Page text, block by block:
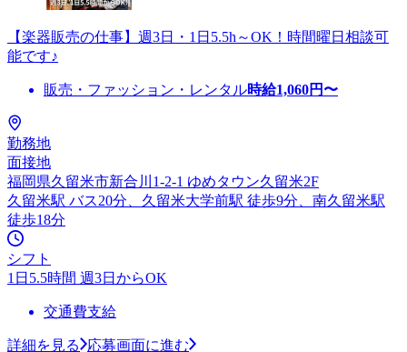
【楽器販売の仕事】週3日・1日5.5h～OK！時間曜日相談可
能です♪
販売・ファッション・レンタル時給1,060円〜
勤務地
面接地
福岡県久留米市新合川1-2-1 ゆめタウン久留米2F
久留米駅 バス20分、久留米大学前駅 徒歩9分、南久留米駅
徒歩18分
シフト
1日5.5時間 週3日からOK
交通費支給
詳細を見る
応募画面に進む